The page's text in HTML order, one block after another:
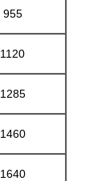
955
1120
1285
1460
1640